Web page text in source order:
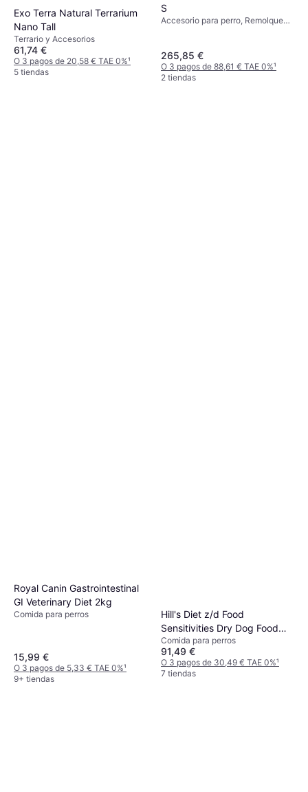
Exo Terra Natural Terrarium
Nano Tall
Terrario y Accesorios
61,74 €
O 3 pagos de 20,58 € TAE 0%¹
5 tiendas
S
Accesorio para perro, Remolque
265,85 €
O 3 pagos de 88,61 € TAE 0%¹
2 tiendas
Royal Canin Gastrointestinal
GI Veterinary Diet 2kg
Comida para perros
15,99 €
O 3 pagos de 5,33 € TAE 0%¹
9+ tiendas
Hill's Diet z/d Food
Sensitivities Dry Dog Food
10kg
Comida para perros
91,49 €
O 3 pagos de 30,49 € TAE 0%¹
7 tiendas